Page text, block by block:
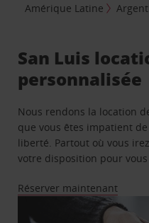
Amérique Latine
San Luis
personnalisée
Nous rendons la location
que vous êtes impatient
liberté. Partout où vous
votre disposition pour
Réserver maintenant